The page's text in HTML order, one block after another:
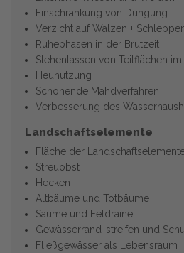
Einschränkung von Düngung
Verzicht auf Walzen +
Ruhephasen in der Brutzeit
Stehenlassen von Teilflächen im
Heunutzung
Schonende Mahdverfahren
Verbesserung des
Landschaftselemente
Fläche der
Streuobst
Hecken
Altbäume und Totbäume
Säume und Feldraine
Gewässerrand-streifen und
Fließgewässer als Lebensraum